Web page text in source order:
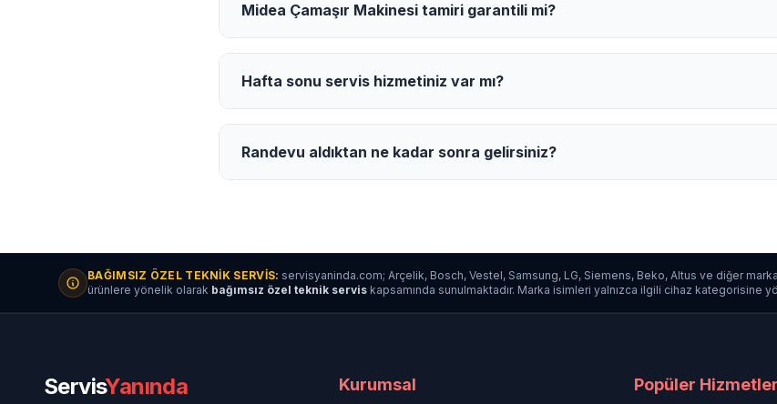
Midea Çamaşır Makinesi tamiri garantili mi?
Hafta sonu servis hizmetiniz var mı?
Randevu aldıktan ne kadar sonra gelirsiniz?
BAĞIMSIZ ÖZEL TEKNIK SERVIS: servisyaninda.com; Arçelik, Bosch, Vestel, Samsung, LG, Siemens, Beko, Altus ve diğer
ürünlere yönelik olarak bağımsız özel teknik servis kapsamında sunulmaktadır. Marka isimleri yalnızca ilgili cihaz kategorisine
ServisYanında Kurumsal Popüler Hizmetler